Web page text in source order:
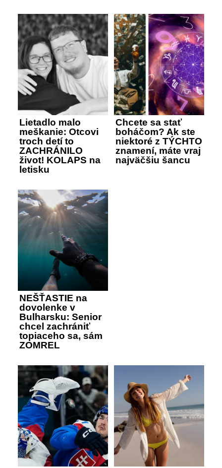
Lietadlo malo
meškanie: Otcovi
troch detí to
ZACHRÁNILO
život! KOLAPS na
letisku
Chcete sa stať
boháčom? Ak ste
niektoré z TÝCHTO
znamení, máte vraj
najväčšiu šancu
NEŠŤASTIE na
dovolenke v
Bulharsku: Senior
chcel zachrániť
topiaceho sa, sám
ZOMREL